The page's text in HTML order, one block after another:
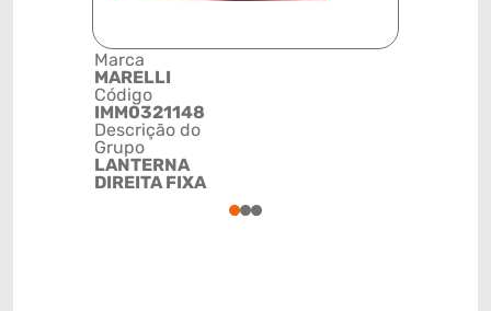
Marca
MARELLI
Código
IMM0321148
Descrição do
Grupo
LANTERNA
DIREITA FIXA
123